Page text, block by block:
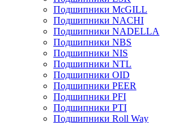
Подшипники McGILL
Подшипники NACHI
Подшипники NADELLA
Подшипники NBS
Подшипники NIS
Подшипники NTL
Подшипники OID
Подшипники PEER
Подшипники PFI
Подшипники PTI
Подшипники Roll Way